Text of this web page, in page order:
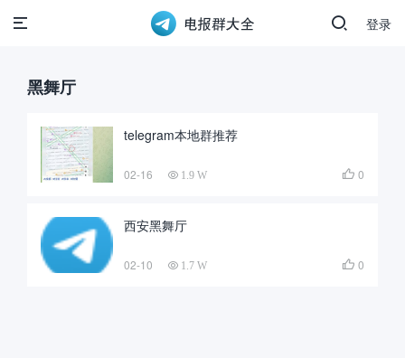
登录
黑舞厅
telegram本地群推荐
02-16 1.9 W  0
西安黑舞厅
02-10 1.7 W  0